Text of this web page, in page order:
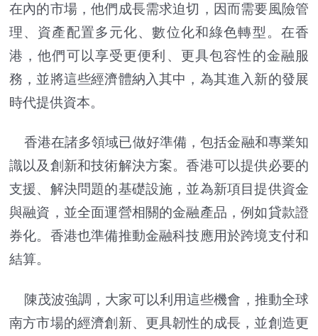
在內的市場，他們成長需求迫切，因而需要風險管
理、資產配置多元化、數位化和綠色轉型。在香
港，他們可以享受更便利、更具包容性的金融服
務，並將這些經濟體納入其中，為其進入新的發展
時代提供資本。
香港在諸多領域已做好準備，包括金融和專業知
識以及創新和技術解決方案。香港可以提供必要的
支援、解決問題的基礎設施，並為新項目提供資金
與融資，並全面運營相關的金融產品，例如貸款證
券化。香港也準備推動金融科技應用於跨境支付和
結算。
陳茂波強調，大家可以利用這些機會，推動全球
南方市場的經濟創新、更具韌性的成長，並創造更